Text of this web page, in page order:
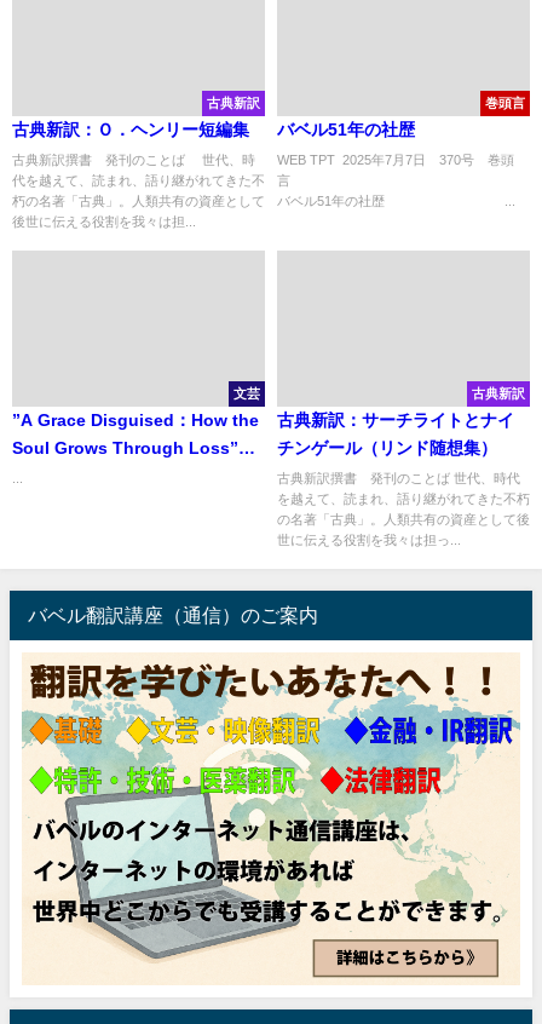
古典新訳
古典新訳：Ｏ．ヘンリー短編集
古典新訳撰書 発刊のことば 世代、時
代を越えて、読まれ、語り継がれてきた不
朽の名著「古典」。人類共有の資産として
後世に伝える役割を我々は担...
巻頭言
バベル51年の社歴
WEB TPT 2025年7月7日 370号 巻頭
バベル51年の社歴 ...
文芸
”A Grace Disguised：How the
Soul Grows Through Loss”
古典新訳
古典新訳：サーチライトとナイ
チンゲール（リンド随想集）
古典新訳撰書 発刊のことば 世代、時代
を越えて、読まれ、語り継がれてきた不朽
の名著「古典」。人類共有の資産として後
世に伝える役割を我々は担っ...
バベル翻訳講座（通信）のご案内